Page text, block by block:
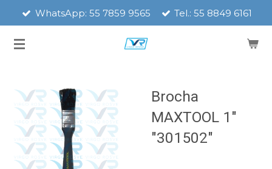
contenido
WhatsApp: 55 7859 9565 Tel.: 55 8849 6161
Brocha
MAXTOOL 1"
"301502"